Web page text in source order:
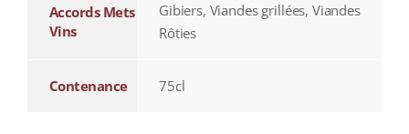
Accords Mets
Vins
Gibiers, Viandes grillées, Viandes
Rôties
Contenance 75cl